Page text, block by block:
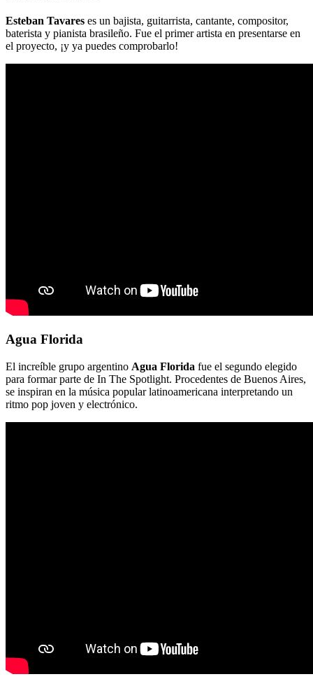
Esteban Tavares es un bajista, guitarrista, cantante, compositor,
baterista y pianista brasileño. Fue el primer artista en presentarse en
el proyecto, ¡y ya puedes comprobarlo!
Agua Florida
El increíble grupo argentino Agua Florida fue el segundo elegido
para formar parte de In The Spotlight. Procedentes de Buenos Aires,
se inspiran en la música popular latinoamericana interpretando un
ritmo pop joven y electrónico.